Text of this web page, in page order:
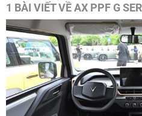
1 BÀI VIẾT VỀ AX PPF G